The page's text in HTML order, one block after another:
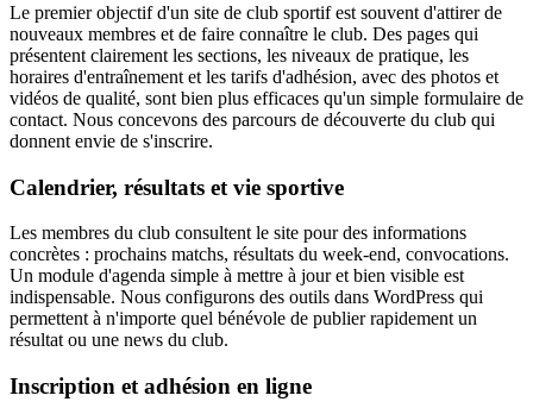
Le premier objectif d'un site de club sportif est souvent d'attirer de
nouveaux membres et de faire connaître le club. Des pages qui
présentent clairement les sections, les niveaux de pratique, les
horaires d'entraînement et les tarifs d'adhésion, avec des photos et
vidéos de qualité, sont bien plus efficaces qu'un simple formulaire de
contact. Nous concevons des parcours de découverte du club qui
donnent envie de s'inscrire.
Calendrier, résultats et vie sportive
Les membres du club consultent le site pour des informations
concrètes : prochains matchs, résultats du week-end, convocations.
Un module d'agenda simple à mettre à jour et bien visible est
indispensable. Nous configurons des outils dans WordPress qui
permettent à n'importe quel bénévole de publier rapidement un
résultat ou une news du club.
Inscription et adhésion en ligne